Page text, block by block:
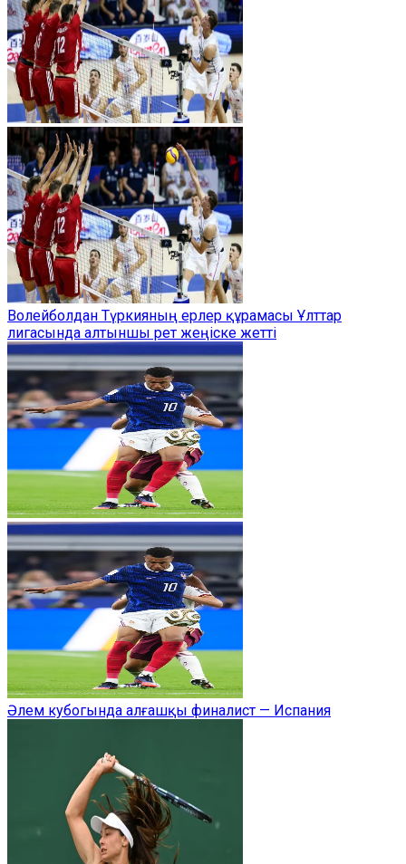
Волейболдан Түркияның ерлер құрамасы Ұлттар
лигасында алтыншы рет жеңіске жетті
Әлем кубогында алғашқы финалист — Испания